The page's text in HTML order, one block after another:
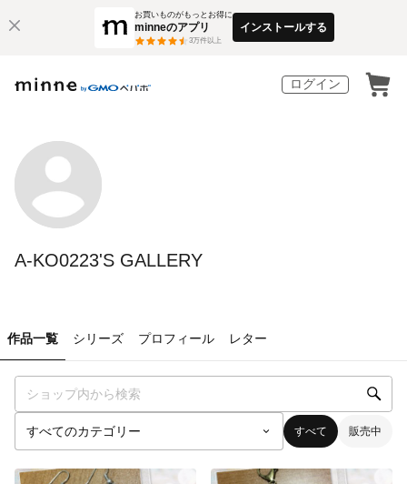
お買いものがもっとお得に
minneのアプリ
3万件以上
インストールする
ログイン
A-KO0223'S GALLERY
作品一覧 シリーズ プロフィール レター
すべて 販売中